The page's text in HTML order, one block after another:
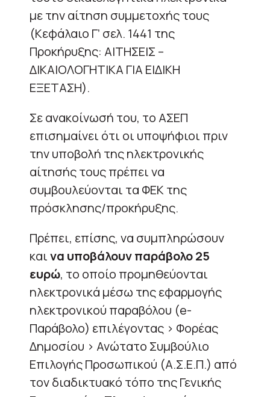
με την αίτηση συμμετοχής τους
(Κεφάλαιο Γ’ σελ. 1441 της
Προκήρυξης: ΑΙΤΗΣΕΙΣ –
ΔΙΚΑΙΟΛΟΓΗΤΙΚΑ ΓΙΑ ΕΙΔΙΚΗ
ΕΞΕΤΑΣΗ).
Σε ανακοίνωσή του, το ΑΣΕΠ
επισημαίνει ότι οι υποψήφιοι πριν
την υποβολή της ηλεκτρονικής
αίτησής τους πρέπει να
συμβουλεύονται τα ΦΕΚ της
πρόσκλησης/προκήρυξης.
Πρέπει, επίσης, να συμπληρώσουν
καινα υποβάλουν παράβολο 25
ευρώ, το οποίο προμηθεύονται
ηλεκτρονικά μέσω της εφαρμογής
ηλεκτρονικού παραβόλου (e-
Παράβολο) επιλέγοντας > Φορέας
Δημοσίου > Ανώτατο Συμβούλιο
Επιλογής Προσωπικού (Α.Σ.Ε.Π.) από
τον διαδικτυακό τόπο της Γενικής